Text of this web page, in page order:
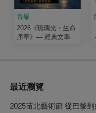
音樂
2026《琉璃光・生命
序章》— 經典文學清
最近瀏覽
2025苗北藝術節 從巴黎